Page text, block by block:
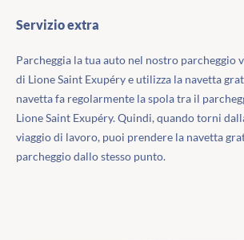
Servizio extra
Parcheggia la tua auto nel nostro
di Lione Saint Exupéry e utilizza la navetta
navetta fa regolarmente la spola tra il
Lione Saint Exupéry. Quindi, quando torni
viaggio di lavoro, puoi prendere la navetta
parcheggio dallo stesso punto.